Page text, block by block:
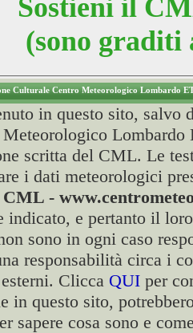
Sostieni il
(sono
Culturale Centro Meteorologico Lombardo
in questo sito, salvo
scritta del CML. Le
i dati meteorologici
-
indicato, e pertanto il
sono in ogni caso
responsabilità circa i
Clicca QUIper
in questo sito,
sapere cosa sono e